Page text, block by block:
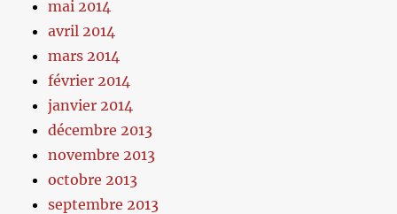
mai 2014
avril 2014
mars 2014
février 2014
janvier 2014
décembre 2013
novembre 2013
octobre 2013
septembre 2013